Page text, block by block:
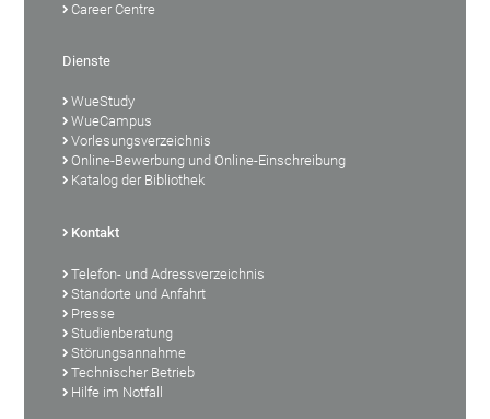
Career Centre
Dienste
WueStudy
WueCampus
Vorlesungsverzeichnis
Online-Bewerbung und Online-Einschreibung
Katalog der Bibliothek
Kontakt
Telefon- und Adressverzeichnis
Standorte und Anfahrt
Presse
Studienberatung
Störungsannahme
Technischer Betrieb
Hilfe im Notfall